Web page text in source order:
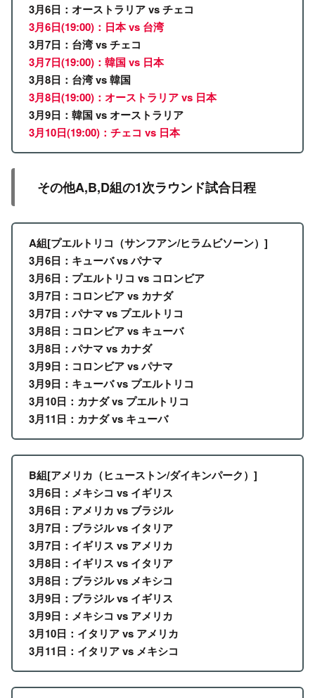
3月6日：オーストラリア vs チェコ
3月6日(19:00)：日本 vs 台湾
3月7日：台湾 vs チェコ
3月7日(19:00)：韓国 vs 日本
3月8日：台湾 vs 韓国
3月8日(19:00)：オーストラリア vs 日本
3月9日：韓国 vs オーストラリア
3月10日(19:00)：チェコ vs 日本
その他A,B,D組の1次ラウンド試合日程
A組[プエルトリコ（サンフアン/ヒラムビソーン）]
3月6日：キューバ vs パナマ
3月6日：プエルトリコ vs コロンビア
3月7日：コロンビア vs カナダ
3月7日：パナマ vs プエルトリコ
3月8日：コロンビア vs キューバ
3月8日：パナマ vs カナダ
3月9日：コロンビア vs パナマ
3月9日：キューバ vs プエルトリコ
3月10日：カナダ vs プエルトリコ
3月11日：カナダ vs キューバ
B組[アメリカ（ヒューストン/ダイキンパーク）]
3月6日：メキシコ vs イギリス
3月6日：アメリカ vs ブラジル
3月7日：ブラジル vs イタリア
3月7日：イギリス vs アメリカ
3月8日：イギリス vs イタリア
3月8日：ブラジル vs メキシコ
3月9日：ブラジル vs イギリス
3月9日：メキシコ vs アメリカ
3月10日：イタリア vs アメリカ
3月11日：イタリア vs メキシコ